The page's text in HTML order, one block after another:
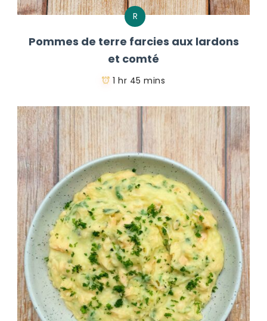
R
Pommes de terre farcies aux lardons
et comté
1 hr 45 mins